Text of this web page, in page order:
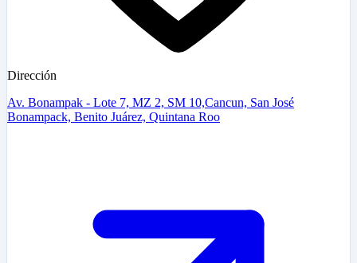
Dirección
Av. Bonampak - Lote 7, MZ 2, SM 10,Cancun, San José
Bonampack, Benito Juárez, Quintana Roo